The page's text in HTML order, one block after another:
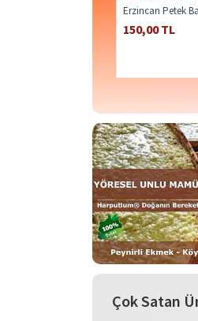
Erzincan Petek
150,00 TL
Çok Satan